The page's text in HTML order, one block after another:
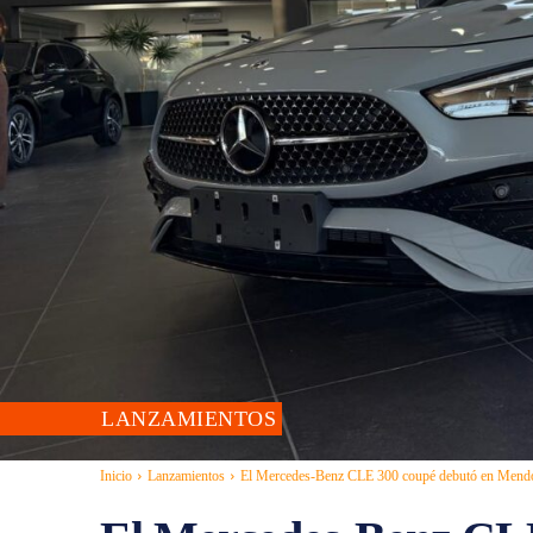
LANZAMIENTOS
Inicio Lanzamientos El Mercedes-Benz CLE 300 coupé debutó en